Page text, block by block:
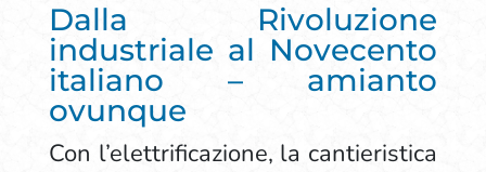
Dalla Rivoluzione
industriale al Novecento
italiano – amianto
ovunque
Con l’elettrificazione, la cantieristica